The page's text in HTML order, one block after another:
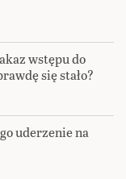
wstępu do
się stało?
uderzenie na